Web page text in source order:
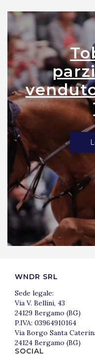
WNDR SRL
Sede legale:
Via V. Bellini, 43
24129 Bergamo (BG)
P.IVA: 03964910164
Via Borgo Santa
24124 Bergamo (BG)
SOCIAL